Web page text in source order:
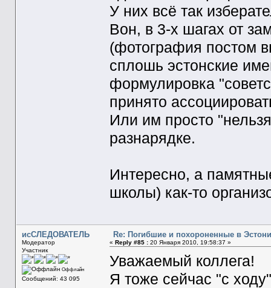
У них всё так
Вон, в 3-х шагах от
(фотография постом
сплошь эстонские
формулировка
принято
Или им просто
разнарядке.
Интересно, а
школы) как-то
исСЛЕДОВАТЕЛЬ
Модератор
Участник
Оффлайн
Сообщений: 43 095
Re: Погибшие и похороненные в
« Reply #85 :20 Января 2010, 19:58:37 »
Уважаемый коллега!
Я тоже сейчас "с